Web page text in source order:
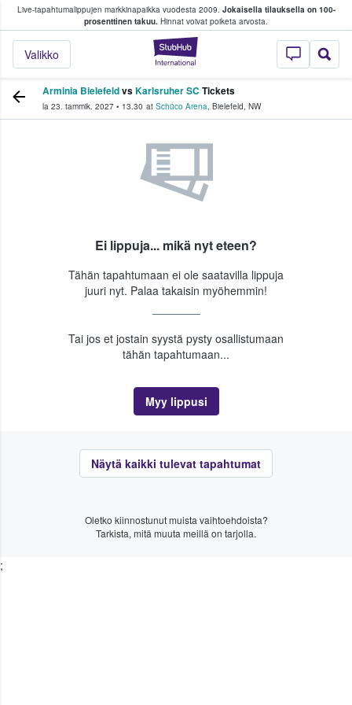
Live-tapahtumalippujen markkinapaikka vuodesta 2009. Jokaisella tilauksella on 100-
prosenttinen takuu. Hinnat voivat poiketa arvosta.
StubHub -
Valikko
fanit ostavat ja myyvät lippuja
Arminia BielefeldvsKarlsruher SC Tickets
la 23. tammik. 2027 • 13.30 at Schüco Arena, Bielefeld, NW
Ei lippuja... mikä nyt eteen?
Tähän tapahtumaan ei ole saatavilla lippuja
juuri nyt. Palaa takaisin myöhemmin!
Tai jos et jostain syystä pysty osallistumaan
tähän tapahtumaan...
Myy lippusi
Näytä kaikki tulevat tapahtumat
Oletko kiinnostunut muista vaihtoehdoista?
Tarkista, mitä muuta meillä on tarjolla.
;